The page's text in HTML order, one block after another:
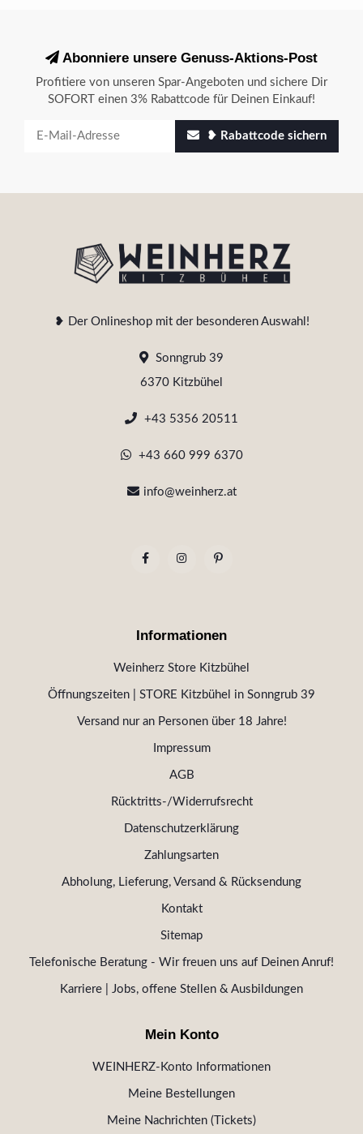
Abonniere unsere Genuss-Aktions-Post
Profitiere von unseren Spar-Angeboten und sichere Dir
SOFORT einen 3% Rabattcode für Deinen Einkauf!
❥ Rabattcode sichern
❥ Der Onlineshop mit der besonderen Auswahl!
Sonngrub 39
6370 Kitzbühel
+43 5356 20511
+43 660 999 6370
info@weinherz.at
Informationen
Weinherz Store Kitzbühel
Öffnungszeiten | STORE Kitzbühel in Sonngrub 39
Versand nur an Personen über 18 Jahre!
Impressum
AGB
Rücktritts-/Widerrufsrecht
Datenschutzerklärung
Zahlungsarten
Abholung, Lieferung, Versand & Rücksendung
Kontakt
Sitemap
Telefonische Beratung - Wir freuen uns auf Deinen Anruf!
Karriere | Jobs, offene Stellen & Ausbildungen
Mein Konto
WEINHERZ-Konto Informationen
Meine Bestellungen
Meine Nachrichten (Tickets)